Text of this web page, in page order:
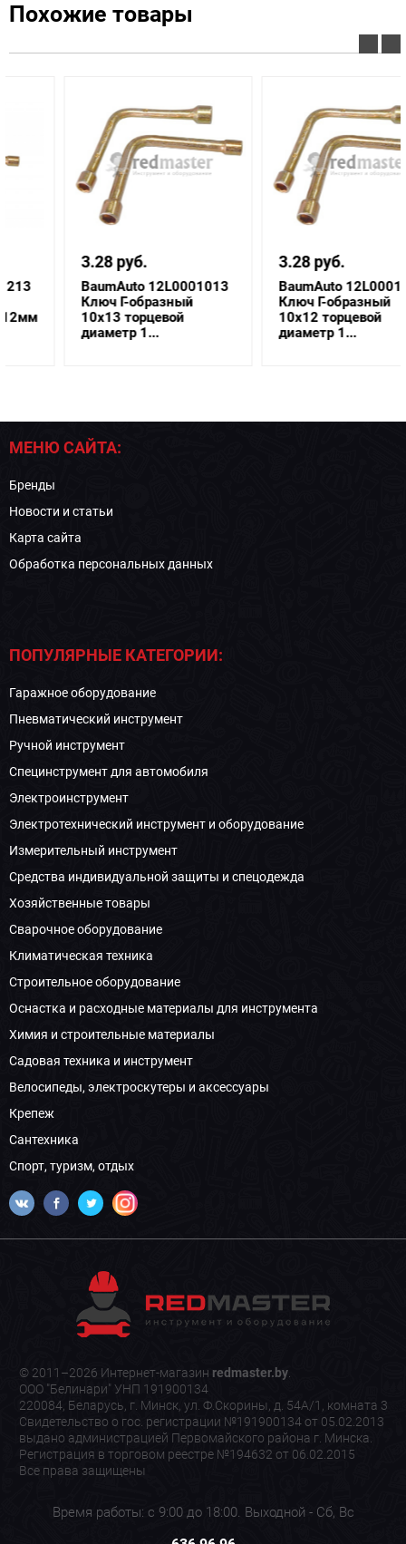
Похожие товары
3.28 руб.
BaumAuto 12L0001013
Ключ Г-образный
10х13 торцевой
диаметр 1...
3.28 руб.
BaumAuto 12L0001012
Ключ Г-образный
10х12 торцевой
диаметр 1...
МЕНЮ САЙТА:
Бренды
Новости и статьи
Карта сайта
Обработка персональных данных
ПОПУЛЯРНЫЕ КАТЕГОРИИ:
Гаражное оборудование
Пневматический инструмент
Ручной инструмент
Специнструмент для автомобиля
Электроинструмент
Электротехнический инструмент и оборудование
Измерительный инструмент
Средства индивидуальной защиты и спецодежда
Хозяйственные товары
Сварочное оборудование
Климатическая техника
Строительное оборудование
Оснастка и расходные материалы для инструмента
Химия и строительные материалы
Садовая техника и инструмент
Велосипеды, электроскутеры и аксессуары
Крепеж
Сантехника
Спорт, туризм, отдых
© 2011–2026 Интернет-магазин redmaster.by.
ООО "Белинари" УНП 191900134
220084, Беларусь, г. Минск, ул. Ф.Скорины, д. 54А/1, комната 3
Свидетельство о гос. регистрации №191900134 от 05.02.2013
выдано администрацией Первомайского района г. Минска.
Регистрация в торговом реестре №194632 от 06.02.2015
Все права защищены
Время работы: с 9:00 до 18:00. Выходной - Сб, Вс